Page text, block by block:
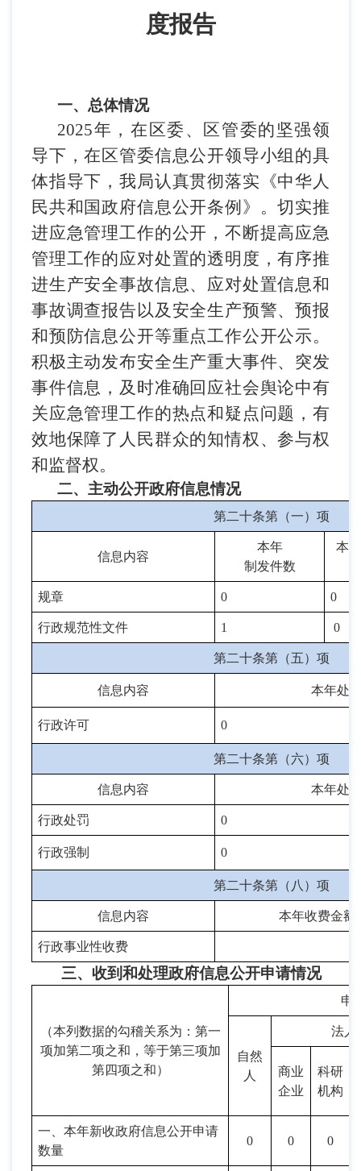
度报告
一、总体情况
2025年，在区委、区管委的坚强领
导下，在区管委信息公开领导小组的具
体指导下，我局认真贯彻落实《中华人
民共和国政府信息公开条例》。切实推
进应急管理工作的公开，不断提高应急
管理工作的应对处置的透明度，有序推
进生产安全事故信息、应对处置信息和
事故调查报告以及安全生产预警、预报
和预防信息公开等重点工作公开公示。
积极主动发布安全生产重大事件、突发
事件信息，及时准确回应社会舆论中有
关应急管理工作的热点和疑点问题，有
效地保障了人民群众的知情权、参与权
和监督权。
二、主动公开政府信息情况
第二十条第（一）项
信息内容
本年
制 发件数
本年
规章 0 0
行政规范性文件 1 0
第二十条第（五）项
信息内容 本年处
行政许可 0
第二十条第（六）项
信息内容 本年处
行政处罚 0
行政强制 0
第二十条第（八）项
信息内容 本年收费金额
行政事业性收费
三、收到和处理政府信息公开申请情况
（本列数据的勾稽关系为：第一
项加第二项之和，等于第三项加
第四项之和）
申
自然
人
法人
商业
企业
科研
机构
一、本年新收政府信息公开申请
数量
0 0 0